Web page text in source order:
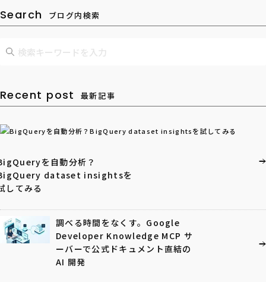
Search ブログ内検索
Recent post 最新記事
を自動分析？
dataset insightsを
してみる
調べる時間をなくす。Google
Developer Knowledge MCP サ
ーバーで公式ドキュメント直結の
AI 開発